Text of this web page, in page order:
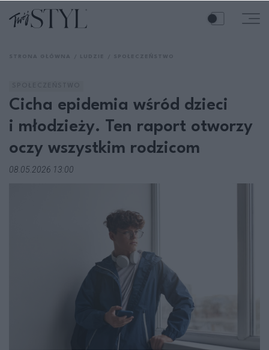
Cicha epidemia wśród dzieci
i młodzieży. Ten raport otworzy
oczy wszystkim rodzicom
08.05.2026 13:00